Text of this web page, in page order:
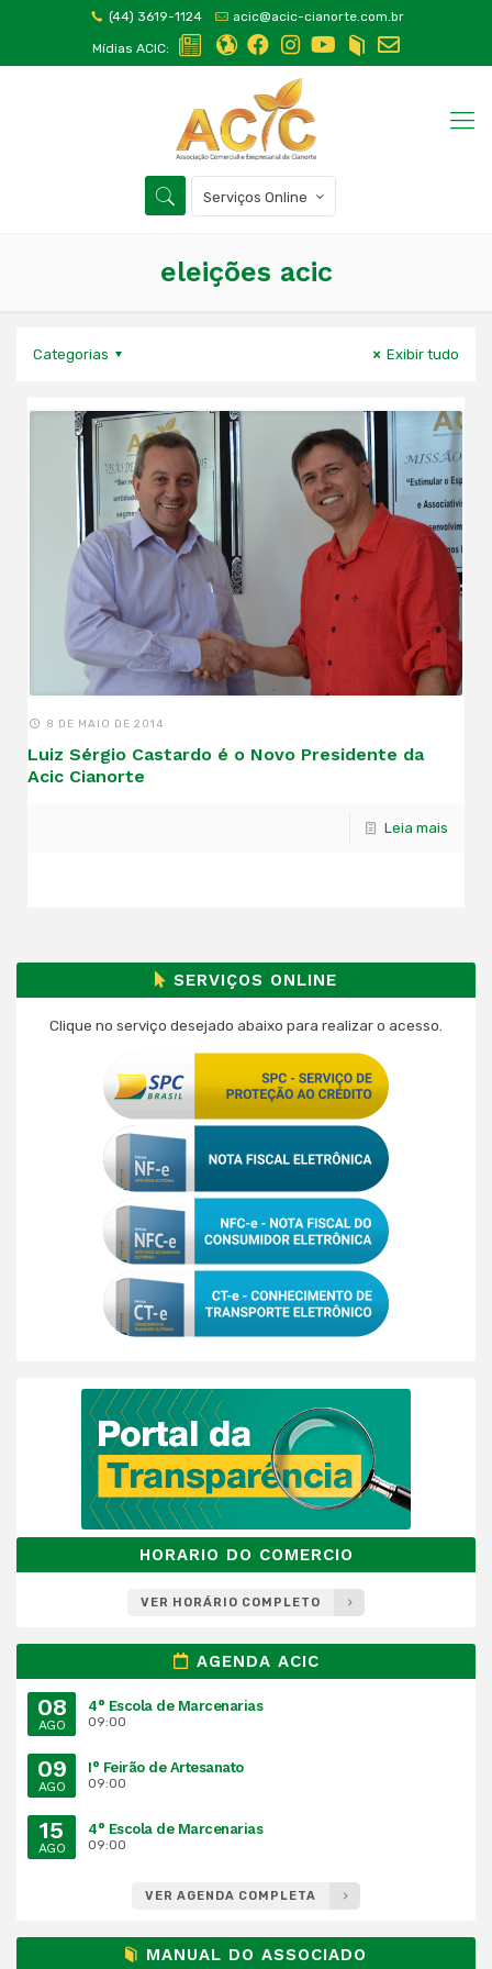
(44) 3619-1124 acic@acic-cianorte.com.br
Mídias ACIC:
Serviços Online
eleições acic
Categorias Exibir tudo
8 DE MAIO DE 2014
Luiz Sérgio Castardo é o Novo Presidente da
Acic Cianorte
Leia mais
SERVIÇOS ONLINE
Clique no serviço desejado abaixo para realizar o acesso.
HORARIO DO COMERCIO
VER HORÁRIO COMPLETO
AGENDA ACIC
08
AGO
4° Escola de Marcenarias
09:00
09
AGO
I° Feirão de Artesanato
09:00
15
AGO
4° Escola de Marcenarias
09:00
VER AGENDA COMPLETA
MANUAL DO ASSOCIADO